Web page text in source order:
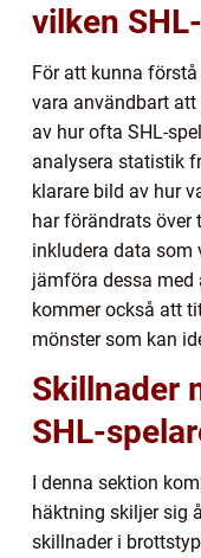
vilken
För att kunna
vara användbart
av hur ofta SHL-
analysera statistik
klarare bild av hur
har förändrats över
inkludera data som
jämföra dessa med
kommer också att
mönster som kan
Skillnader
SHL-
I denna sektion
häktning skiljer sig
skillnader i